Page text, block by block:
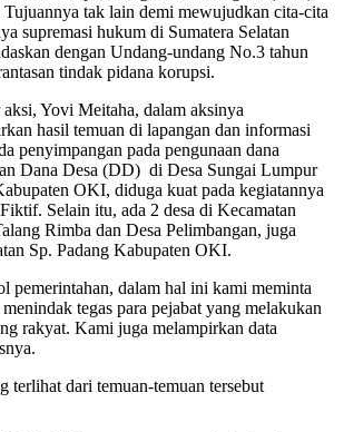
tak lain demi mewujudkan cita-cita
supremasi hukum di Sumatera Selatan
dengan Undang-undang No.3 tahun
tindak pidana korupsi.
Yovi Meitaha, dalam aksinya
hasil temuan di lapangan dan informasi
penyimpangan pada pengunaan dana
Dana Desa (DD) di Desa Sungai Lumpur
OKI, diduga kuat pada kegiatannya
Selain itu, ada 2 desa di Kecamatan
Rimba dan Desa Pelimbangan, juga
Sp. Padang Kabupaten OKI.
pemerintahan, dalam hal ini kami meminta
tegas para pejabat yang melakukan
rakyat. Kami juga melampirkan data
terlihat dari temuan-temuan tersebut